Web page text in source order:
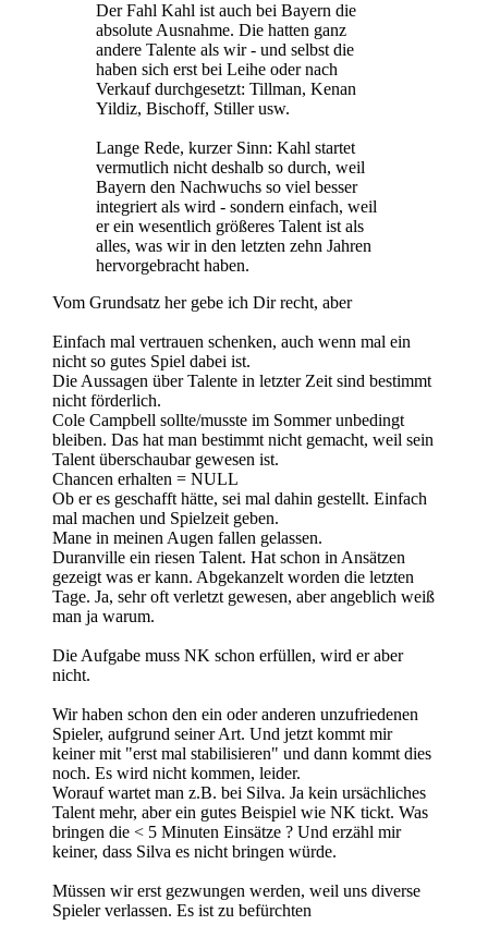
Der Fahl Kahl ist auch bei Bayern die
absolute Ausnahme. Die hatten ganz
andere Talente als wir - und selbst die
haben sich erst bei Leihe oder nach
Verkauf durchgesetzt: Tillman, Kenan
Yildiz, Bischoff, Stiller usw.
Lange Rede, kurzer Sinn: Kahl startet
vermutlich nicht deshalb so durch, weil
Bayern den Nachwuchs so viel besser
integriert als wird - sondern einfach, weil
er ein wesentlich größeres Talent ist als
alles, was wir in den letzten zehn Jahren
hervorgebracht haben.
Vom Grundsatz her gebe ich Dir recht, aber
Einfach mal vertrauen schenken, auch wenn mal ein
nicht so gutes Spiel dabei ist.
Die Aussagen über Talente in letzter Zeit sind bestimmt
nicht förderlich.
Cole Campbell sollte/musste im Sommer unbedingt
bleiben. Das hat man bestimmt nicht gemacht, weil sein
Talent überschaubar gewesen ist.
Chancen erhalten = NULL
Ob er es geschafft hätte, sei mal dahin gestellt. Einfach
mal machen und Spielzeit geben.
Mane in meinen Augen fallen gelassen.
Duranville ein riesen Talent. Hat schon in Ansätzen
gezeigt was er kann. Abgekanzelt worden die letzten
Tage. Ja, sehr oft verletzt gewesen, aber angeblich weiß
man ja warum.
Die Aufgabe muss NK schon erfüllen, wird er aber
nicht.
Wir haben schon den ein oder anderen unzufriedenen
Spieler, aufgrund seiner Art. Und jetzt kommt mir
keiner mit "erst mal stabilisieren" und dann kommt dies
noch. Es wird nicht kommen, leider.
Worauf wartet man z.B. bei Silva. Ja kein ursächliches
Talent mehr, aber ein gutes Beispiel wie NK tickt. Was
bringen die < 5 Minuten Einsätze ? Und erzähl mir
keiner, dass Silva es nicht bringen würde.
Müssen wir erst gezwungen werden, weil uns diverse
Spieler verlassen. Es ist zu befürchten